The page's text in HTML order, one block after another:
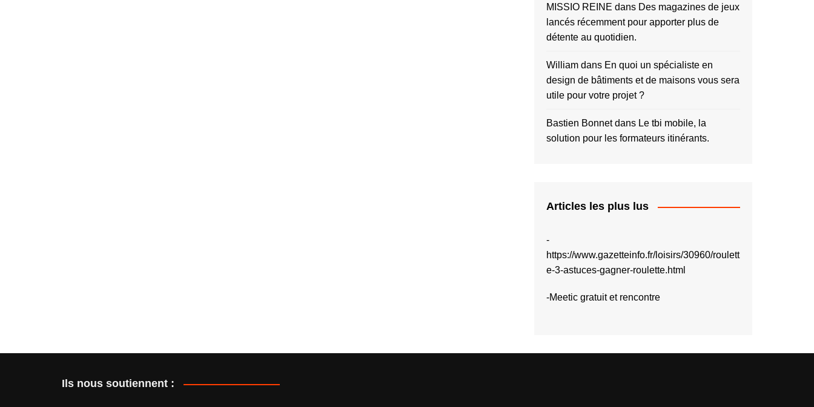
MISSIO REINE dans Des magazines de jeux
lancés récemment pour apporter plus de
détente au quotidien.
William dans En quoi un spécialiste en
design de bâtiments et de maisons vous sera
utile pour votre projet ?
Bastien Bonnetdans Le tbi mobile, la
solution pour les formateurs itinérants.
Articles les plus lus
-
https://www.gazetteinfo.fr/loisirs/30960/roulett
e-3-astuces-gagner-roulette.html
-Meetic gratuit et rencontre
Ils nous soutiennent :